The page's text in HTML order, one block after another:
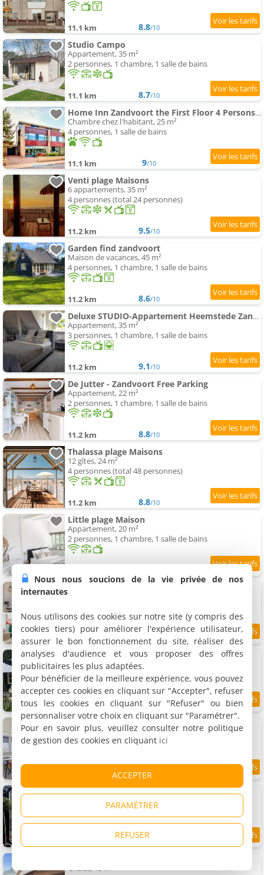
11.1 km 8.8/10
Studio Campo
Appartement, 35 m²
2 personnes, 1 chambre, 1 salle de bains
11.1 km 8.7/10
Home Inn Zandvoort the First Floor 4 Persons, 2 chambres , Free Parking!
Chambre chez l'habitant, 25 m²
4 personnes, 1 salle de bains
11.1 km 9/10
Venti plage Maisons
6 appartements, 35 m²
4 personnes (total 24 personnes)
11.2 km 9.5/10
Garden find zandvoort
Maison de vacances, 45 m²
4 personnes, 1 chambre, 1 salle de bains
11.2 km 8.6/10
Deluxe STUDIO-Appartement Heemstede Zandvoort
Appartement, 35 m²
3 personnes, 1 chambre, 1 salle de bains
11.2 km 9.1/10
De Jutter - Zandvoort Free Parking
Appartement, 22 m²
2 personnes, 1 chambre, 1 salle de bains
11.2 km 8.8/10
Thalassa plage Maisons
12 gîtes, 24 m²
4 personnes (total 48 personnes)
11.2 km 8.8/10
Little plage Maison
Appartement, 20 m²
2 personnes, 1 chambre, 1 salle de bains
Zeehuis Appartement & Studio
11.3 km 9.5/10
Annadora plage- Private Parking
Appartement, 45 m²
2 personnes, 1 chambre, 1 salle de bains
11.3 km 9.9/10
Seapoint - vue mer
2 appartements, 45 m²
2 personnes (total 4 personnes)
9/10
The jardin Suite
Appartement, 26 m²
2 personnes, 1 chambre, 1 salle de bains
8.3
Chalet, 45 m²
Nous nous soucions de la vie privée de nos
internautes
Nous utilisons des cookies sur notre site (y compris des
cookies tiers) pour améliorer l'expérience utilisateur,
assurer le bon fonctionnement du site, réaliser des
analyses d'audience et vous proposer des offres
publicitaires les plus adaptées.
Pour bénéficier de la meilleure expérience, vous pouvez
accepter ces cookies en cliquant sur "Accepter", refuser
tous les cookies en cliquant sur "Refuser" ou bien
personnaliser votre choix en cliquant sur "Paramétrer".
Pour en savoir plus, veuillez consulter notre politique
de gestion des cookies en cliquant ici
ACCEPTER
PARAMÉTRER
REFUSER